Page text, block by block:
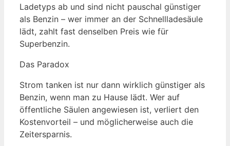
Ladetyps ab und sind nicht pauschal günstiger
als Benzin – wer immer an der Schnellladesäule
lädt, zahlt fast denselben Preis wie für
Superbenzin.
Das Paradox
Strom tanken ist nur dann wirklich günstiger als
Benzin, wenn man zu Hause lädt. Wer auf
öffentliche Säulen angewiesen ist, verliert den
Kostenvorteil – und möglicherweise auch die
Zeitersparnis.